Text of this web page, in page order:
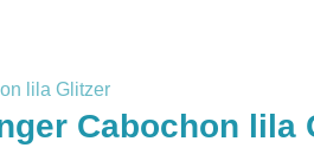
Cabochon lila